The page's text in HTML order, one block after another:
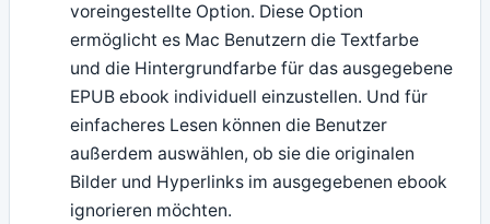
voreingestellte Option. Diese Option
ermöglicht es Mac Benutzern die Textfarbe
und die Hintergrundfarbe für das ausgegebene
EPUB ebook individuell einzustellen. Und für
einfacheres Lesen können die Benutzer
außerdem auswählen, ob sie die originalen
Bilder und Hyperlinks im ausgegebenen ebook
ignorieren möchten.